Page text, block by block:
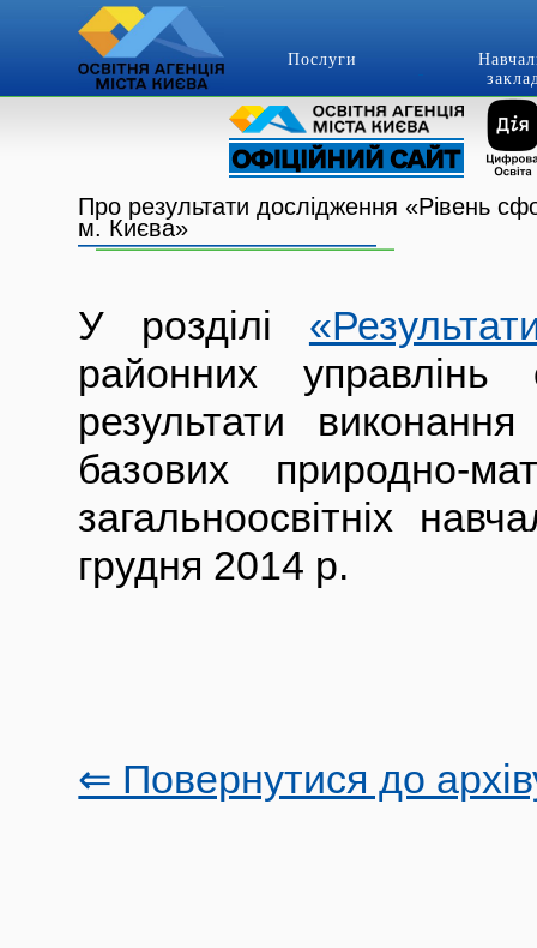
Послуги
Про результати дослідження «Рівень
м. Києва»
У розділі
районних управлінь
результати
базових природно-
загальноосвітніх
грудня 2014 р.
⇐ Повернутися до